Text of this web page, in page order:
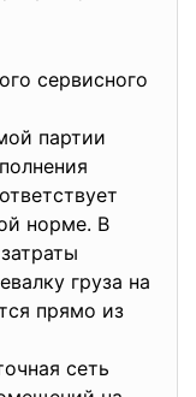
сервисного
партии
норме. В
груза на
прямо из
сеть